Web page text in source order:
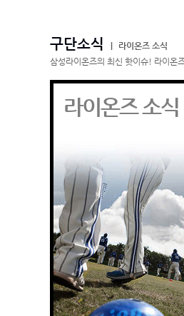
구단소식
라이온즈 소식
삼성라이온즈의 최신 핫이슈! 라이온
라이온즈 소식